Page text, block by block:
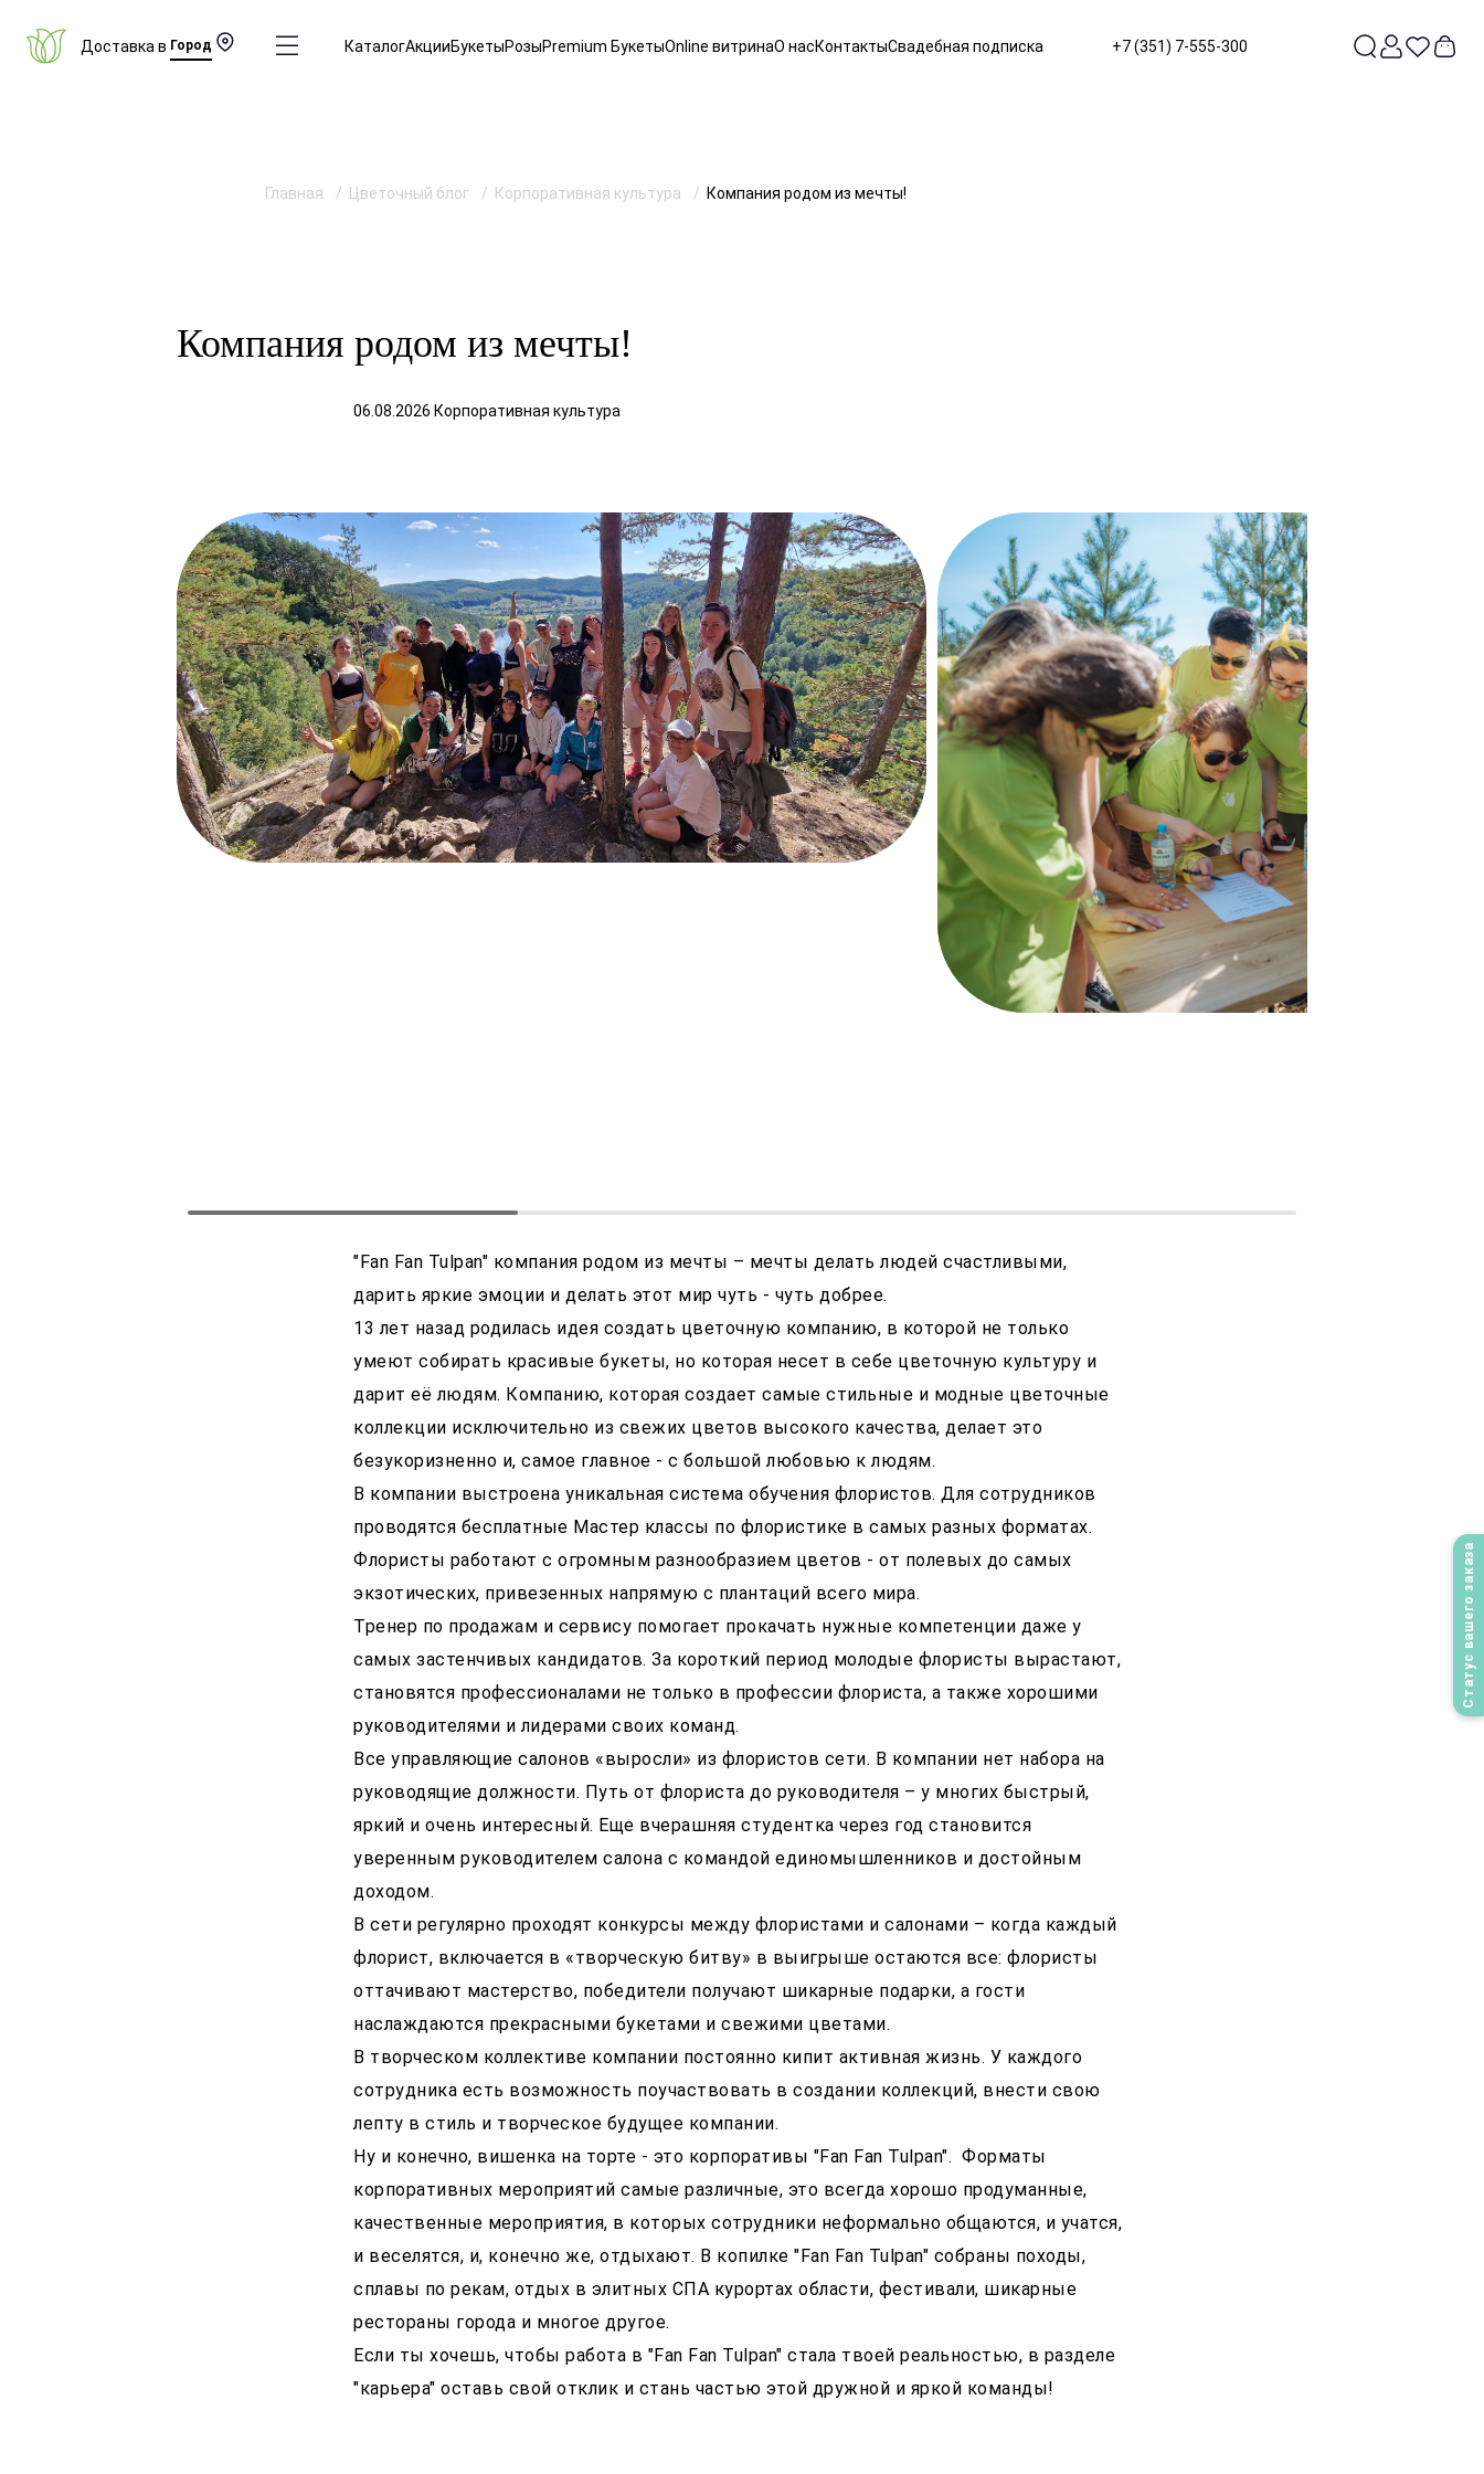
Доставка в Город КаталогАкцииБукетыРозыPremium БукетыOnline витринаО насКонтактыСвадебная подписка +7 (351) 7-555-300
Статус вашего заказа
Главная Цветочный блог Корпоративная культура Компания родом из мечты!
Компания родом из мечты!
06.08.2026 Корпоративная культура
"Fan Fan Tulpan" компания родом из мечты – мечты делать людей счастливыми,
дарить яркие эмоции и делать этот мир чуть - чуть добрее.
13 лет назад родилась идея создать цветочную компанию, в которой не только
умеют собирать красивые букеты, но которая несет в себе цветочную культуру и
дарит её людям. Компанию, которая создает самые стильные и модные цветочные
коллекции исключительно из свежих цветов высокого качества, делает это
безукоризненно и, самое главное - с большой любовью к людям.
В компании выстроена уникальная система обучения флористов. Для сотрудников
проводятся бесплатные Мастер классы по флористике в самых разных форматах.
Флористы работают с огромным разнообразием цветов - от полевых до самых
экзотических, привезенных напрямую с плантаций всего мира.
Тренер по продажам и сервису помогает прокачать нужные компетенции даже у
самых застенчивых кандидатов. За короткий период молодые флористы вырастают,
становятся профессионалами не только в профессии флориста, а также хорошими
руководителями и лидерами своих команд.
Все управляющие салонов «выросли» из флористов сети. В компании нет набора на
руководящие должности. Путь от флориста до руководителя – у многих быстрый,
яркий и очень интересный. Еще вчерашняя студентка через год становится
уверенным руководителем салона с командой единомышленников и достойным
доходом.
В сети регулярно проходят конкурсы между флористами и салонами – когда каждый
флорист, включается в «творческую битву» в выигрыше остаются все: флористы
оттачивают мастерство, победители получают шикарные подарки, а гости
наслаждаются прекрасными букетами и свежими цветами.
В творческом коллективе компании постоянно кипит активная жизнь. У каждого
сотрудника есть возможность поучаствовать в создании коллекций, внести свою
лепту в стиль и творческое будущее компании.
Ну и конечно, вишенка на торте - это корпоративы "Fan Fan Tulpan". Форматы
корпоративных мероприятий самые различные, это всегда хорошо продуманные,
качественные мероприятия, в которых сотрудники неформально общаются, и учатся,
и веселятся, и, конечно же, отдыхают. В копилке "Fan Fan Tulpan" собраны походы,
сплавы по рекам, отдых в элитных СПА курортах области, фестивали, шикарные
рестораны города и многое другое.
Если ты хочешь, чтобы работа в "Fan Fan Tulpan" стала твоей реальностью, в разделе
"карьера" оставь свой отклик и стань частью этой дружной и яркой команды!